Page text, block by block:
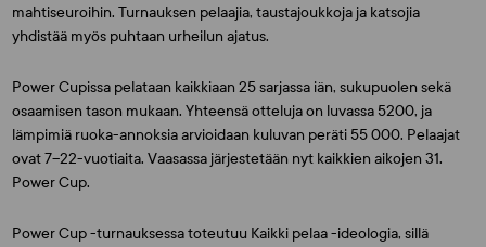
mahtiseuroihin. Turnauksen pelaajia, taustajoukkoja ja katsojia
yhdistää myös puhtaan urheilun ajatus.
Power Cupissa pelataan kaikkiaan 25 sarjassa iän, sukupuolen sekä
osaamisen tason mukaan. Yhteensä otteluja on luvassa 5200, ja
lämpimiä ruoka-annoksia arvioidaan kuluvan peräti 55 000. Pelaajat
ovat 7–22-vuotiaita. Vaasassa järjestetään nyt kaikkien aikojen 31.
Power Cup.
Power Cup -turnauksessa toteutuu Kaikki pelaa -ideologia, sillä